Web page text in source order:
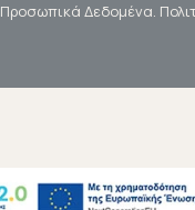
Προσωπικά Δεδομένα.